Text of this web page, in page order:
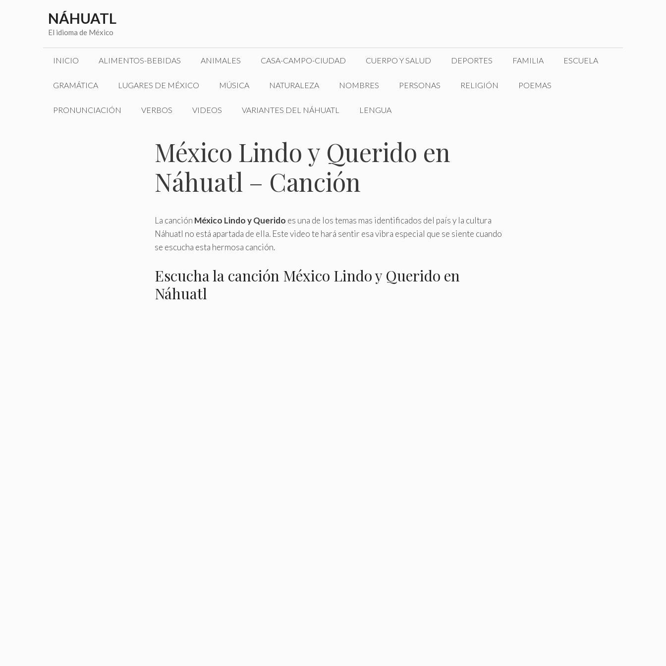
contenido
NÁHUATL
El idioma de México
INICIO ALIMENTOS-BEBIDAS ANIMALES CASA-CAMPO-CIUDAD CUERPO Y SALUD DEPORTES FAMILIA ESCUELA
GRAMÁTICA LUGARES DE MÉXICO MÚSICA NATURALEZA NOMBRES PERSONAS RELIGIÓN POEMAS
PRONUNCIACIÓN VERBOS VIDEOS VARIANTES DEL NÁHUATL LENGUA
México Lindo y Querido en
Náhuatl – Canción
La canción México Lindo y Querido es una de los temas mas identificados del país y la cultura
Náhuatl no está apartada de ella. Este video te hará sentir esa vibra especial que se siente cuando
se escucha esta hermosa canción.
Escucha la canción México Lindo y Querido en
Náhuatl